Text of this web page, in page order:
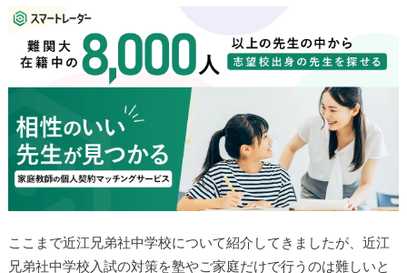
ここまで近江兄弟社中学校について紹介してきましたが、近江
兄弟社中学校入試の対策を塾やご家庭だけで行うのは難しいと